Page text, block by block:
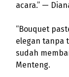
acara.” —
“Bouquet
elegan tanpa
sudah
Menteng.